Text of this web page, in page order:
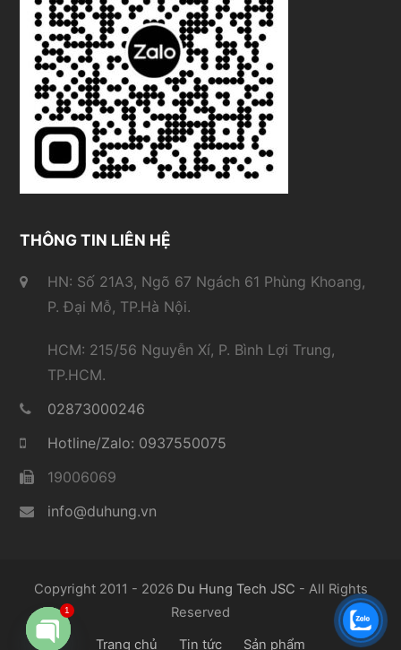
THÔNG TIN LIÊN HỆ
HN: Số 21A3, Ngõ 67 Ngách 61 Phùng Khoang,
P. Đại Mỗ, TP.Hà Nội.
HCM: 215/56 Nguyễn Xí, P. Bình Lợi Trung,
TP.HCM.
02873000246
Hotline/Zalo: 0937550075
19006069
info@duhung.vn
Copyright 2011 - 2026 Du Hung Tech JSC - All Rights
Reserved
Trang chủ
Tin tức Sản phẩm
1